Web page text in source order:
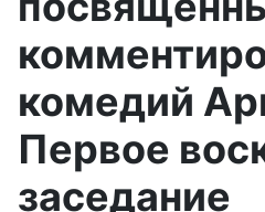
комедий
Первое
заседание